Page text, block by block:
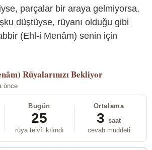
parçalar bir araya gelmiyorsa,
düştüyse, rüyanı olduğu gibi
(Ehl-i Menâm) senin için
Rüyalarınızı Bekliyor
önce
Bugün
25
rüya te’vîl kılındı
Ortalama
3 saat
cevab müddeti